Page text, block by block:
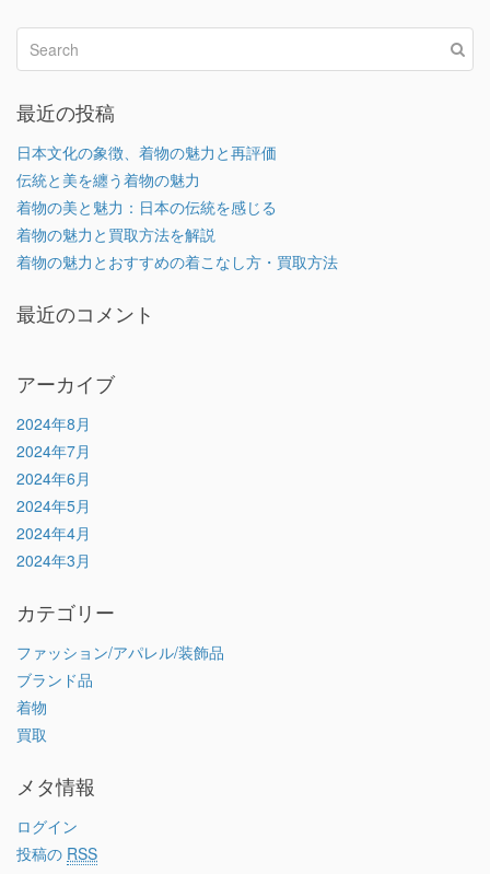
最近の投稿
日本文化の象徴、着物の魅力と再評価
伝統と美を纏う着物の魅力
着物の美と魅力：日本の伝統を感じる
着物の魅力と買取方法を解説
着物の魅力とおすすめの着こなし方・買取方法
最近のコメント
アーカイブ
2024年8月
2024年7月
2024年6月
2024年5月
2024年4月
2024年3月
カテゴリー
ファッション/アパレル/装飾品
ブランド品
着物
買取
メタ情報
ログイン
投稿の RSS